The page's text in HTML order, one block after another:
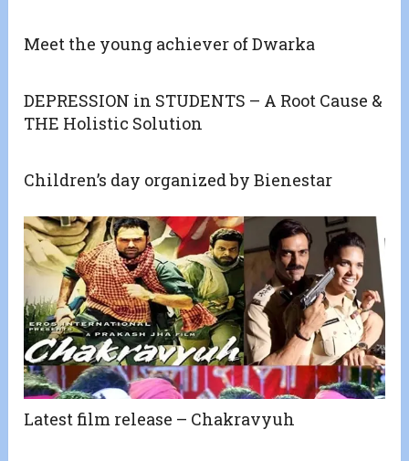
Meet the young achiever of Dwarka
DEPRESSION in STUDENTS – A Root Cause &
THE Holistic Solution
Children’s day organized by Bienestar
Latest film release – Chakravyuh